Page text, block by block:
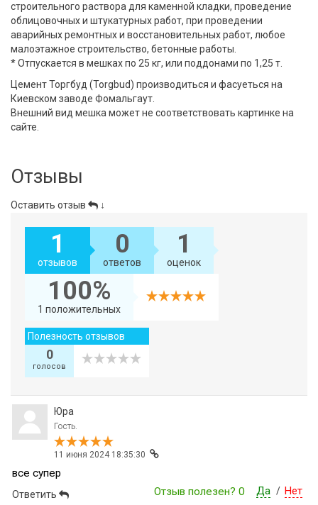
строительного раствора для каменной кладки, проведение
облицовочных и штукатурных работ, при проведении
аварийных ремонтных и восстановительных работ, любое
малоэтажное строительство, бетонные работы.
* Отпускается в мешках по 25 кг, или поддонами по 1,25 т.
ЦементТоргбуд (Torgbud) производиться и фасуеться на
Киевском заводе Фомальгаут.
Внешний вид мешка может не соответствовать картинке на
сайте.
Отзывы
Оставить отзыв ↓
1
отзывов
0
ответов
1
оценок
100%
1 положительных
Полезность отзывов
0
голосов
Юра
Гость.
11 июня 2024 18:35:30
все супер
Да / Нет
Отзыв полезен? 0
Ответить